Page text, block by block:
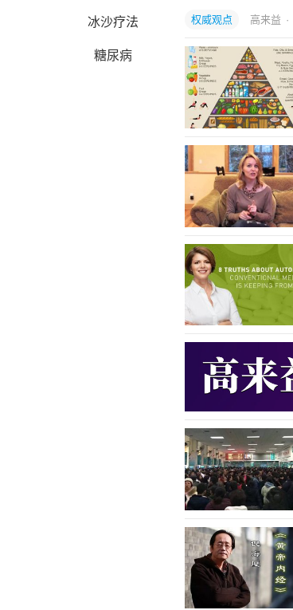
冰沙疗法
糖尿病
权威观点 高来益 ·